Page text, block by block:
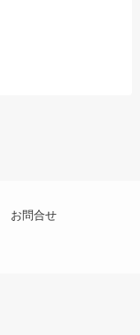
お問合せ